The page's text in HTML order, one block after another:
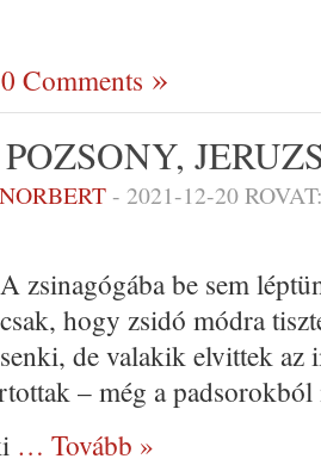
0 Comments
POZSONY,
- 2021-12-20
A zsinagógába be sem
csak, hogy zsidó módra
senki, de valakik elvittek
– még a
… Tovább »